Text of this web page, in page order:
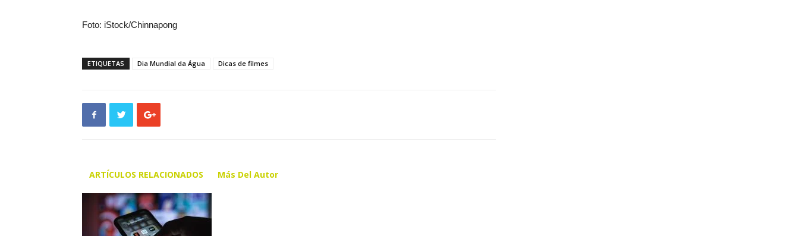
Foto: iStock/Chinnapong
ETIQUETAS Dia Mundial da Água Dicas de filmes
ARTÍCULOS RELACIONADOS Más Del Autor